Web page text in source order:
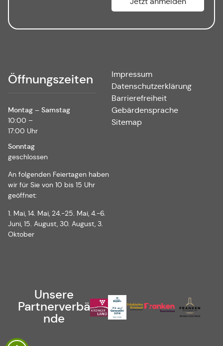
Öffnungszeiten
Montag – Samstag
10:00 –
17:00 Uhr
Sonntag
geschlossen
An folgenden Feiertagen haben
wir für Sie von 10 bis 15 Uhr
geöffnet:
1. Mai, 14. Mai, 24.-25. Mai, 4.-6.
Juni, 15. August, 30. August, 3.
Oktober
Impressum
Datenschutzerklärung
Barrierefreiheit
Gebärdensprache
Sitemap
Unsere
Partnerverbä
nde